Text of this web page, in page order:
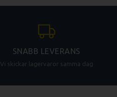
SNABB LEVERANS
Vi skickar lagervaror samma dag